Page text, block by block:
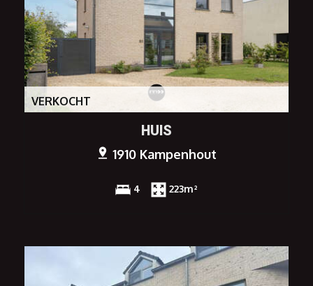
VERKOCHT
HUIS
1910 Kampenhout
4 223m²